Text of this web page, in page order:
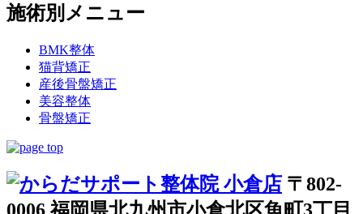
施術別メニュー
BMK整体
猫背矯正
産後骨盤矯正
美容整体
骨盤矯正
〒802-